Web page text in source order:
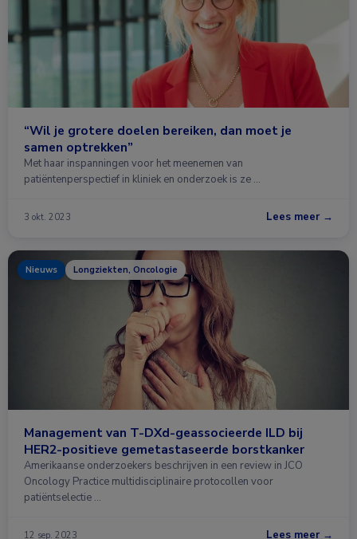
“Wil je grotere doelen bereiken, dan moet je
samen optrekken”
Met haar inspanningen voor het meenemen van
patiëntenperspectief in kliniek en onderzoek is ze …
3 okt. 2023 Lees meer →
Nieuws Longziekten, Oncologie
Management van T-DXd-geassocieerde ILD bij
HER2-positieve gemetastaseerde borstkanker
Amerikaanse onderzoekers beschrijven in een review in JCO
Oncology Practice multidisciplinaire protocollen voor
patiëntselectie …
12 sep. 2023 Lees meer →